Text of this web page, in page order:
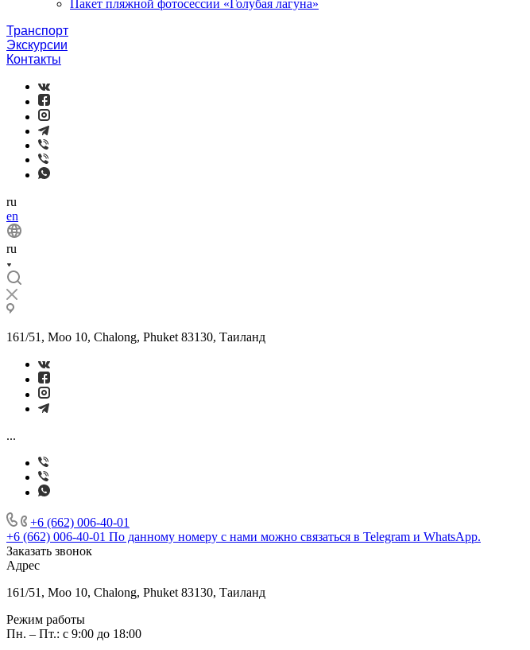
Пакет пляжной фотосессии «Голубая лагуна»
Транспорт
Экскурсии
Контакты
ru
en
ru
161/51, Moo 10, Chalong, Phuket 83130, Таиланд
...
+6 (662) 006-40-01
+6 (662) 006-40-01 По данному номеру с нами можно связаться в Telegram и WhatsApp.
Заказать звонок
Адрес
161/51, Moo 10, Chalong, Phuket 83130, Таиланд
Режим работы
Пн. – Пт.: с 9:00 до 18:00